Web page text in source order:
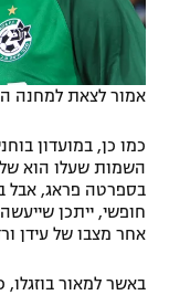
אמור לצאת למחנה
כמו כן, במועדון
השמות שעלו הוא של
בספרטה פראג, אבל
חופשי, ייתכן
אחר מצבו של עידן
באשר למאור בוזגלו,